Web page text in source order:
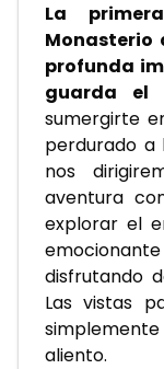
La
Monasterio
profunda
guarda el
sumergirte
perdurado a
nos
aventura
explorar el
disfrutando
Las vistas
aliento.